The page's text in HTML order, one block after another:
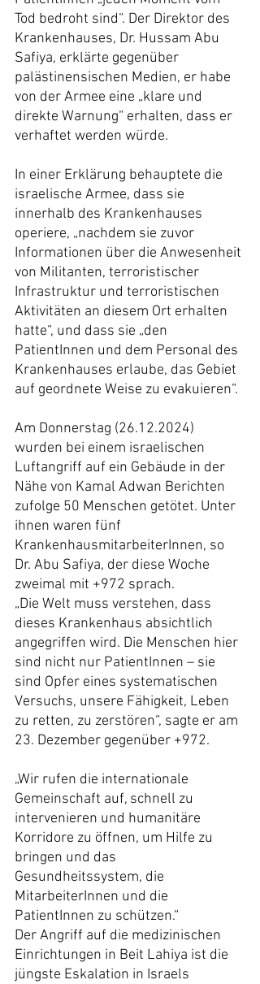
Tod bedroht sind“. Der Direktor des
Krankenhauses, Dr. Hussam Abu
Safiya, erklärte gegenüber
palästinensischen Medien, er habe
von der Armee eine „klare und
direkte Warnung“ erhalten, dass er
verhaftet werden würde.
In einer Erklärung behauptete die
israelische Armee, dass sie
innerhalb des Krankenhauses
operiere, „nachdem sie zuvor
Informationen über die Anwesenheit
von Militanten, terroristischer
Infrastruktur und terroristischen
Aktivitäten an diesem Ort erhalten
hatte“, und dass sie „den
PatientInnen und dem Personal des
Krankenhauses erlaube, das Gebiet
auf geordnete Weise zu evakuieren“.
Am Donnerstag (26.12.2024)
wurden bei einem israelischen
Luftangriff auf ein Gebäude in der
Nähe von Kamal Adwan Berichten
zufolge 50 Menschen getötet. Unter
ihnen waren fünf
KrankenhausmitarbeiterInnen, so
Dr. Abu Safiya, der diese Woche
zweimal mit +972 sprach.
„Die Welt muss verstehen, dass
dieses Krankenhaus absichtlich
angegriffen wird. Die Menschen hier
sind nicht nur PatientInnen – sie
sind Opfer eines systematischen
Versuchs, unsere Fähigkeit, Leben
zu retten, zu zerstören“, sagte er am
23. Dezember gegenüber +972.
„Wir rufen die internationale
Gemeinschaft auf, schnell zu
intervenieren und humanitäre
Korridore zu öffnen, um Hilfe zu
bringen und das
Gesundheitssystem, die
MitarbeiterInnen und die
PatientInnen zu schützen.“
Der Angriff auf die medizinischen
Einrichtungen in Beit Lahiya ist die
jüngste Eskalation in Israels